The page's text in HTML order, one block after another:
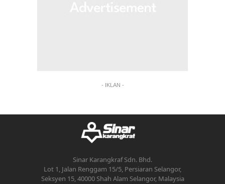
- IKLAN -
Sinar Karangkraf Sdn. Bhd.
Lot 1, Jalan Renggam 15/5, Persiaran Selangor,
Seksyen 15, 40000 Shah Alam Selangor, Malaysia